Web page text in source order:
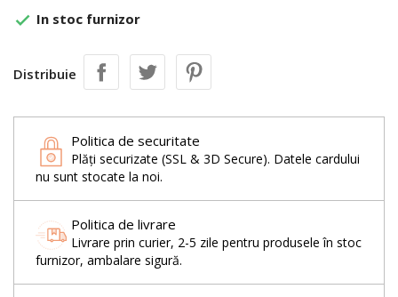
 In stoc furnizor
Distribuie
Politica de securitate
Plăți securizate (SSL & 3D Secure). Datele cardului
nu sunt stocate la noi.
Politica de livrare
Livrare prin curier, 2-5 zile pentru produsele în stoc
furnizor, ambalare sigură.